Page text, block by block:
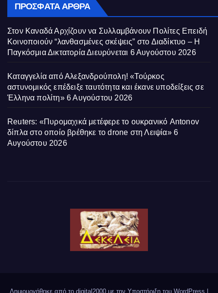
ΠΡΌΣΦΑΤΑ ΆΡΘΡΑ
Στον Καναδά Αρχίζουν να Συλλαμβάνουν Πολίτες Επειδή
Κοινοποιούν “λανθασμένες σκέψεις” στο Διαδίκτυο – Η
Παγκόσμια Δικτατορία Διευρύνεται 6 Αυγούστου 2026
Καταγγελία από Αλεξανδρούπολη! «Τούρκος
αστυνομικός επέδειξε ταυτότητα και έκανε υποδείξεις σε
Έλληνα πολίτη» 6 Αυγούστου 2026
Reuters: «Πυρομαχικά μετέφερε το ουκρανικό Antonov
δίπλα στο οποίο βρέθηκε το drone στη Λειψία» 6
Αυγούστου 2026
Δημιουργήθηκε από το digital2000 με την Υποστήριξη του WordPress